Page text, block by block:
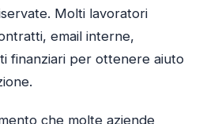
Molti lavoratori
email interne,
finanziari per ottenere aiuto
che molte aziende